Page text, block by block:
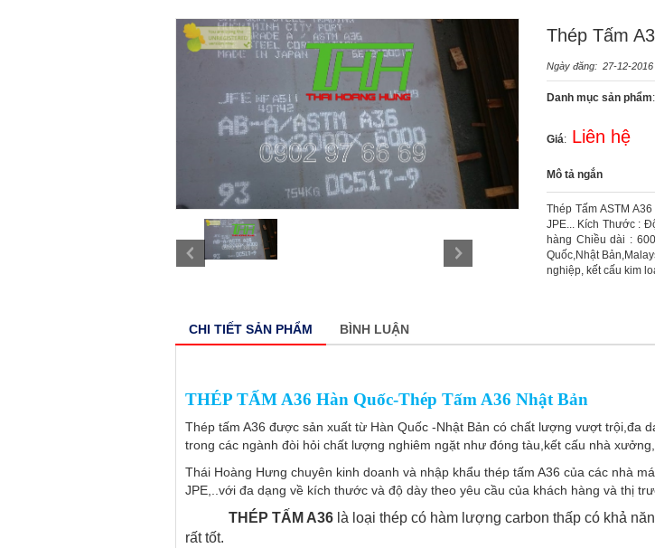
Thép Tấm
Ngày đăng: 27-12-
Danh mục sản phẩm
Giá: Liên hệ
Mô tả ngắn
Thép Tấm ASTM
JPE... Kích Thước :
hàng Chiều dài :
Quốc,Nhật
nghiệp, kết cấu kim
CHI TIẾT SẢN PHẨM BÌNH LUẬN
THÉP TẤM A36 Hàn Quốc-Thép Tấm A36 Nhật Bản
Thép tấm A36 được sản xuất từ Hàn Quốc -Nhật Bản có chất lượng vượt trội,đa
trong các ngành đòi hỏi chất lượng nghiêm ngặt như đóng tàu,kết cấu nhà
Thái Hoàng Hưng chuyên kinh doanh và nhập khẩu thép tấm A36 của các nhà
JPE,..với đa dạng về kích thước và độ dày theo yêu cầu của khách hàng và thị
THÉP TẤM A36 là loại thép có hàm lượng carbon thấp có khả
rất tốt.